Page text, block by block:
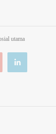
utama